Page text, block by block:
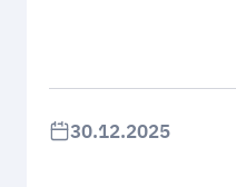
30.12.2025